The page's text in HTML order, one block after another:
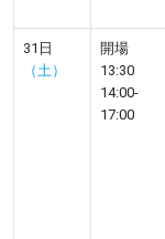
31日
（土）
開場
13:30
14:00-
17:00